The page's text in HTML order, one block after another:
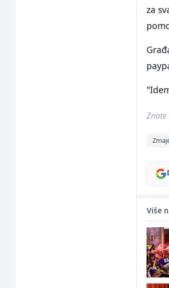
za
Znate
Više